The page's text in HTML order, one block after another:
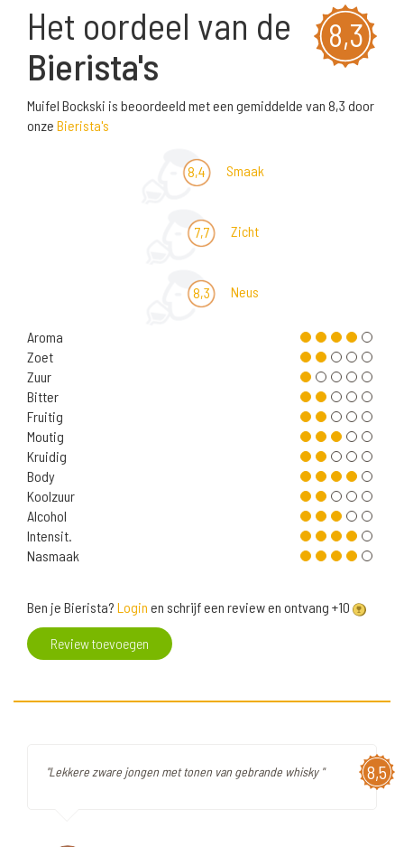
8,3
Het oordeel van de
Bierista's
Muifel Bockski is beoordeeld met een gemiddelde van 8,3 door
onze Bierista's
8,4 Smaak
7,7 Zicht
8,3 Neus
Aroma
Zoet
Zuur
Bitter
Fruitig
Moutig
Kruidig
Body
Koolzuur
Alcohol
Intensit.
Nasmaak
Ben je Bierista? Login en schrijf een review en ontvang +10
Review toevoegen
8,5
"Lekkere zware jongen met tonen van gebrande whisky "